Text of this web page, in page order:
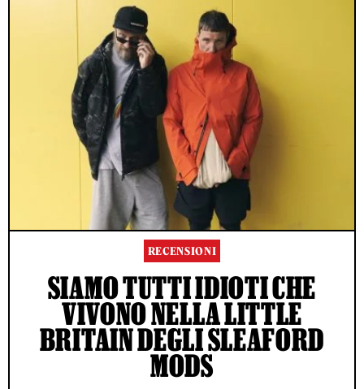
RECENSIONI
SIAMO TUTTI IDIOTI CHE
VIVONO NELLA LITTLE
BRITAIN DEGLI SLEAFORD
MODS